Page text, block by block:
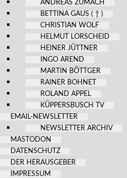
ANDREAS ZUMACH
BETTINA GAUS ( † )
CHRISTIAN WOLF
HELMUT LORSCHEID
HEINER JÜTTNER
INGO AREND
MARTIN BÖTTGER
RAINER BOHNET
ROLAND APPEL
KÜPPERSBUSCH TV
EMAIL-NEWSLETTER
NEWSLETTER ARCHIV
MASTODON
DATENSCHUTZ
DER HERAUSGEBER
IMPRESSUM